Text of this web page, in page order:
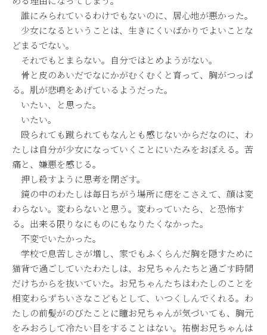
誰にみられているわけでもないのに、居心地が悪かった。
少女になるということは、生きにくいばかりでよいことな
どまるでない。
それでもとまらない。自分ではとめようがない。
骨と皮のあいだでなにかがむくむくと育って、胸がつっぱ
る。肌が悲鳴をあげているようだった。
いたい、と思った。
いたい。
殴られても蹴られてもなんとも感じないからだなのに、わ
たしは自分が少女になっていくことにいたみをおぼえる。苦
痛と、嫌悪を感じる。
押し殺すように思考を閉ざす。
鏡の中のわたしは毎日ちがう場所に痣をこさえて、顔は変
わらない。変わらないと思う。変わっていたら、と恐怖す
る。出来る限りなにものにもなりたくなかった。
不変でいたかった。
学校で息苦しさが増し、家でもふくらんだ胸を隠すために
猫背で過ごしていたわたしは、お兄ちゃんたちと過ごす時間
だけちからを抜いていた。お兄ちゃんたちはわたしのことを
相変わらずちいさなこどもとして、いつくしんでくれる。わ
たしの前髪がのびたことに瞳お兄ちゃんが気づいても、胸元
をみおろして冷たい目をすることはない。祐樹お兄ちゃんは